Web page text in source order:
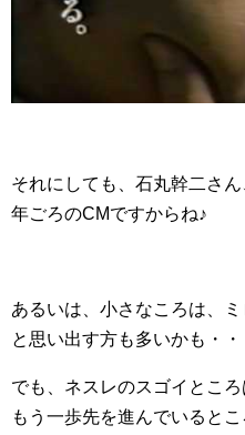
それにしても、石丸幹二さ
年ごろのCMですからね♪
あるいは、小さなころは、
と思い出す方も多いかも・・
でも、ネスレのスゴイとこ
もう一歩先を進んでいるとこ